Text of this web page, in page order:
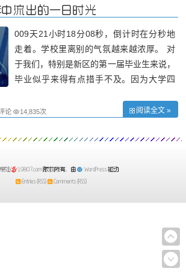
多夜晚，还记得卧谈的时候大家都在谈论自
己的打
流出的一日时光
009天21小时18分08秒，倒计时在分秒地
走着。学校里离别的气氛越来越浓厚。 对
于我们，特别是新区的第一届毕业生来说，
毕业似乎来得有点措手不及。因为大学四
他们的感伤、他们离去后校园里少了几分身
思考，毕业的离歌就已经在年轻的校园里吟
论 14,835次 阅读全文 »
处( 19807.com)版权所有，由 WordPress 驱动
Entries (RSS) Comments (RSS)